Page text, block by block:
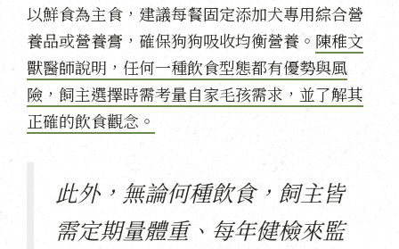
以鮮食為主食，建議每餐固定添加犬專用綜合營
養品或營養膏，確保狗狗吸收均衡營養。 陳稚文
獸醫師說明，任何一種飲食型態都有優勢與風
險，飼主選擇時需考量自家毛孩需求，並了解其
正確的飲食觀念。
此外，無論何種飲食，飼主皆
需定期量體重、每年健檢來監